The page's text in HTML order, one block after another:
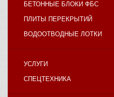
БЕТОННЫЕ БЛОКИ ФБС
ПЛИТЫ ПЕРЕКРЫТИЙ
ВОДООТВОДНЫЕ ЛОТКИ
УСЛУГИ
СПЕЦТЕХНИКА